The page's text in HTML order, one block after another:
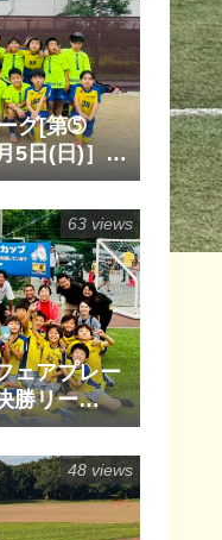
グ[第➄
5日(日)］
ート』
ェアプレー
勝リー
ッカー場
果』『マ
』
63 views
48 views